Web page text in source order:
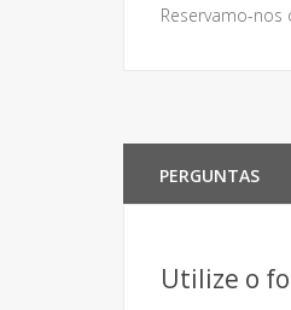
Reservamo-
PERGUNTAS
Utilize o